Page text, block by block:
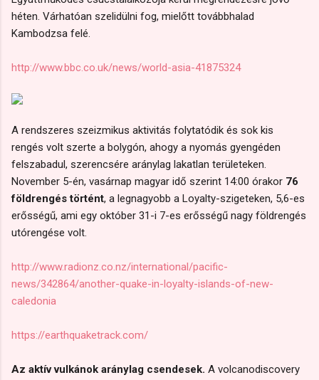
héten. Várhatóan szelidülni fog, mielőtt továbbhalad
Kambodzsa felé.
http://www.bbc.co.uk/news/world-asia-41875324
A rendszeres szeizmikus aktivitás folytatódik és sok kis
rengés volt szerte a bolygón, ahogy a nyomás gyengéden
felszabadul, szerencsére aránylag lakatlan területeken.
November 5-én, vasárnap magyar idő szerint 14:00 órakor 76
földrengés történt, a legnagyobb a Loyalty-szigeteken, 5,6-es
erősségű, ami egy október 31-i 7-es erősségű nagy földrengés
utórengése volt.
http://www.radionz.co.nz/international/pacific-
news/342864/another-quake-in-loyalty-islands-of-new-
caledonia
https://earthquaketrack.com/
Az aktív vulkánok aránylag csendesek. A volcanodiscovery